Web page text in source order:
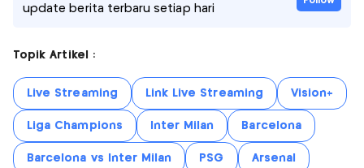
update berita terbaru setiap hari
Topik Artikel :
Live Streaming Link Live Streaming Vision+
Liga Champions Inter Milan Barcelona
Barcelona vs Inter Milan PSG Arsenal